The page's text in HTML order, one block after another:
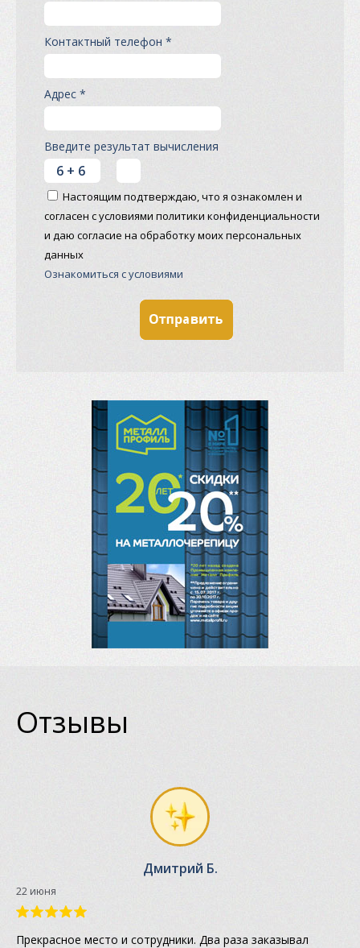
Контактный телефон *
Адрес *
Введите результат вычисления
Настоящим подтверждаю, что я ознакомлен и
согласен с условиями политики конфиденциальности
и даю согласие на обработку моих персональных
данных
Ознакомиться с условиями
Отзывы
Дмитрий Б.
22 июня
Прекрасное место и сотрудники. Два раза заказывал